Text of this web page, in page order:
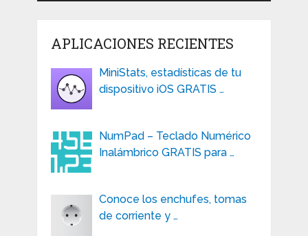
APLICACIONES RECIENTES
MiniStats, estadísticas de tu
dispositivo iOS GRATIS …
NumPad – Teclado Numérico
Inalámbrico GRATIS para …
Conoce los enchufes, tomas
de corriente y …